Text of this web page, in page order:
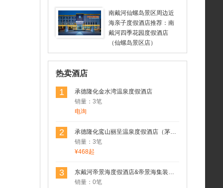
南戴河仙螺岛景区周边近
海亲子度假酒店推荐：南
戴河四季花园度假酒店
（仙螺岛景区店）
热卖酒店
1
承德隆化金水湾温泉度假酒店
销量：3笔
电询
2
承德隆化鸾山丽呈温泉度假酒店（茅荆坝七家温泉村）
销量：3笔
¥468起
3
东戴河帝景海度假酒店&帝景海集装箱酒店
销量：0笔